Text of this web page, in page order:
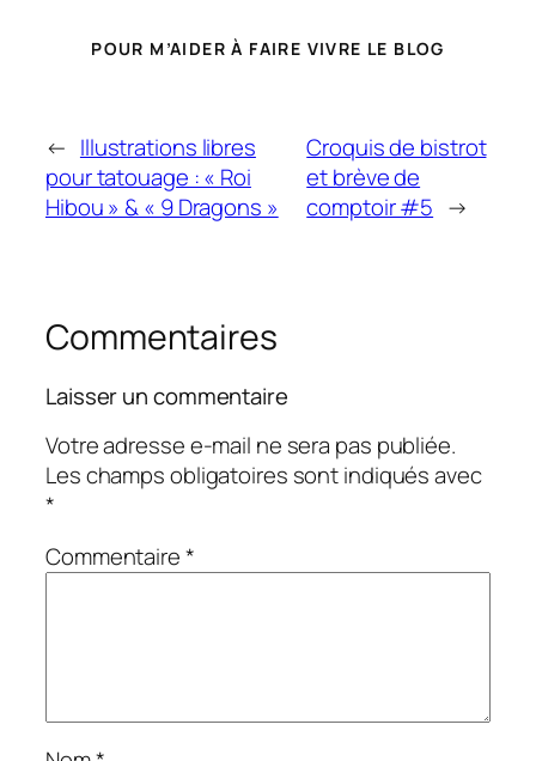
POUR M’AIDER À FAIRE VIVRE LE BLOG
← Illustrations libres
pour tatouage : « Roi
Hibou » & « 9 Dragons »
Croquis de bistrot
et brève de
comptoir #5 →
Commentaires
Laisser un commentaire
Votre adresse e-mail ne sera pas publiée.
Les champs obligatoires sont indiqués avec
*
Commentaire*